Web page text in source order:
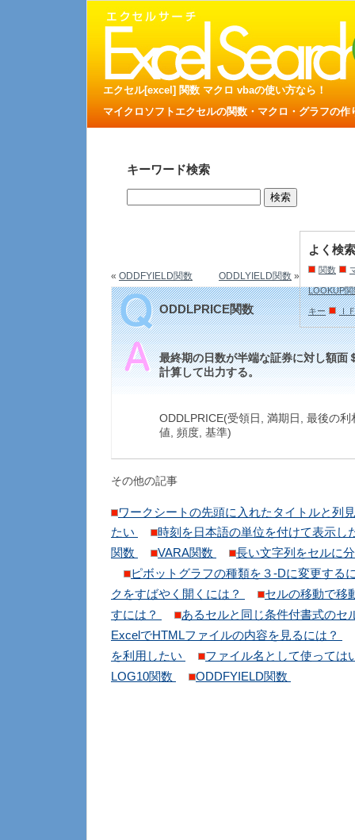
エクセル[excel] 関数 マクロ vbaの使い方なら！
マイクロソフトエクセルの関数・マクロ・グラフの
キーワード検索
よく検
関数
LOOKUP関
キー Ｉ
« ODDFYIELD関数 ODDLYIELD関数 »
ODDLPRICE関数
最終期の日数が半端な証券に対し額面
計算して出力する。
ODDLPRICE(受領日, 満期日, 最後の
値, 頻度, 基準)
その他の記事
ワークシートの先頭に入れたタイトルと列
たい
時刻を日本語の単位を付けて表示し
関数
VARA関数
長い文字列をセルに
ピボットグラフの種類を３-Dに変更する
クをすばやく開くには？
セルの移動で移
すには？
あるセルと同じ条件付書式のセ
ExcelでHTMLファイルの内容を見るには？
を利用したい
ファイル名として使っては
LOG10関数
ODDFYIELD関数